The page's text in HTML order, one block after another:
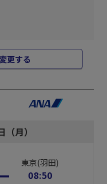
更する
月）
東京(羽田)
08:50